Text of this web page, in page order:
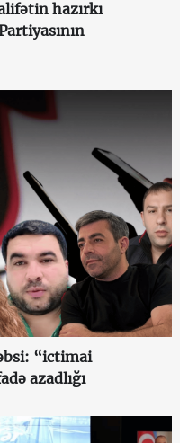
hazırkı
“ictimai
azadlığı